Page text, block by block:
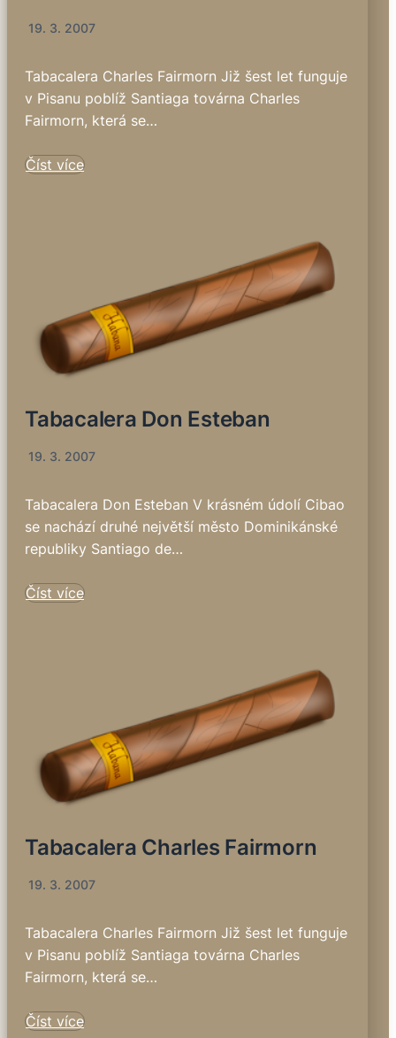
19. 3. 2007
Tabacalera Charles Fairmorn Již šest let funguje
v Pisanu poblíž Santiaga továrna Charles
Fairmorn, která se…
Číst více
Tabacalera Don Esteban
19. 3. 2007
Tabacalera Don Esteban V krásném údolí Cibao
se nachází druhé největší město Dominikánské
republiky Santiago de…
Číst více
Tabacalera Charles Fairmorn
19. 3. 2007
Tabacalera Charles Fairmorn Již šest let funguje
v Pisanu poblíž Santiaga továrna Charles
Fairmorn, která se…
Číst více